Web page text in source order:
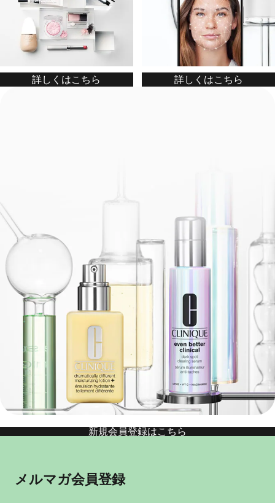
詳しくはこちら 詳しくはこちら
ポイント プログラム ＆
LINE ID連携
新規会員登録はこちら
メルマガ会員登録